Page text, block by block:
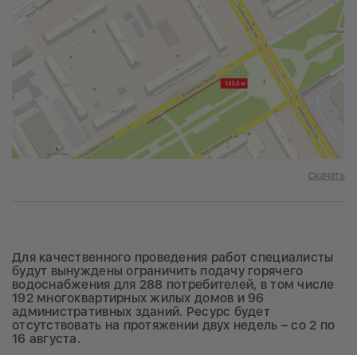
Скачать
Для качественного проведения работ специалисты
будут вынуждены ограничить подачу горячего
водоснабжения для 288 потребителей, в том числе
192 многоквартирных жилых домов и 96
административных зданий. Ресурс будет
отсутствовать на протяжении двух недель – со 2 по
16 августа.